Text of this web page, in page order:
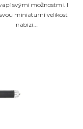
svými možnostmi. I
miniaturní velikost
nabízí...